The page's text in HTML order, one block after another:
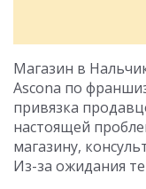
Магазин в
Asconа по
привязка
настоящей
магазину,
Из-за ожидания